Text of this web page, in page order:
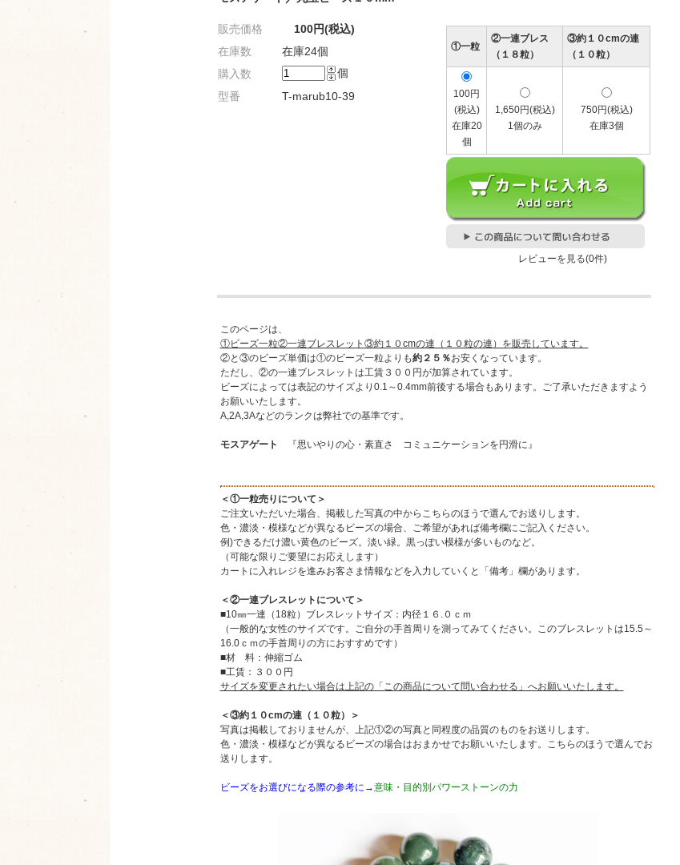
販売価格
100円(税込)
在庫数
在庫24個
購入数
個
型番
T-marub10-39
①一粒
②一連ブレス
（１８粒）
③約１０cmの連
（１０粒）
100円
(税込)
在庫20
個
1,650円(税込)
1個のみ
750円(税込)
在庫3個
レビューを見る(0件)
このページは、
①ビーズ一粒②一連ブレスレット③約１０cmの連（１０粒の連）を販売しています。
②と③のビーズ単価は①のビーズ一粒よりも約２５％お安くなっています。
ただし、②の一連ブレスレットは工賃３００円が加算されています。
ビーズによっては表記のサイズより0.1～0.4mm前後する場合もあります。ご了承いただきますよう
お願いいたします。
A,2A,3Aなどのランクは弊社での基準です。
モスアゲート 『思いやりの心・素直さ コミュニケーションを円滑に』
＜①一粒売りについて＞
ご注文いただいた場合、掲載した写真の中からこちらのほうで選んでお送りします。
色・濃淡・模様などが異なるビーズの場合、ご希望があれば備考欄にご記入ください。
例)できるだけ濃い黄色のビーズ。淡い緑。黒っぽい模様が多いものなど。
（可能な限りご要望にお応えします）
カートに入れレジを進みお客さま情報などを入力していくと「備考」欄があります。
＜②一連ブレスレットについて＞
■10㎜一連（18粒）ブレスレットサイズ：内径１６.０ｃｍ
（一般的な女性のサイズです。ご自分の手首周りを測ってみてください。このブレスレットは15.5～
16.0ｃｍの手首周りの方におすすめです）
■材 料：伸縮ゴム
■工賃：３００円
サイズを変更されたい場合は上記の「この商品について問い合わせる」へお願いいたします。
＜③約１０cmの連（１０粒）＞
写真は掲載しておりませんが、上記①②の写真と同程度の品質のものをお送りします。
色・濃淡・模様などが異なるビーズの場合はおまかせでお願いいたします。こちらのほうで選んでお
送りします。
ビーズをお選びになる際の参考に→意味・目的別パワーストーンの力